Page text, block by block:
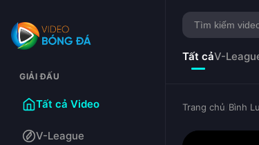
GIẢI ĐẤU
Tất cả Video
V-League
Tất cảV-
Trang chủ Bình